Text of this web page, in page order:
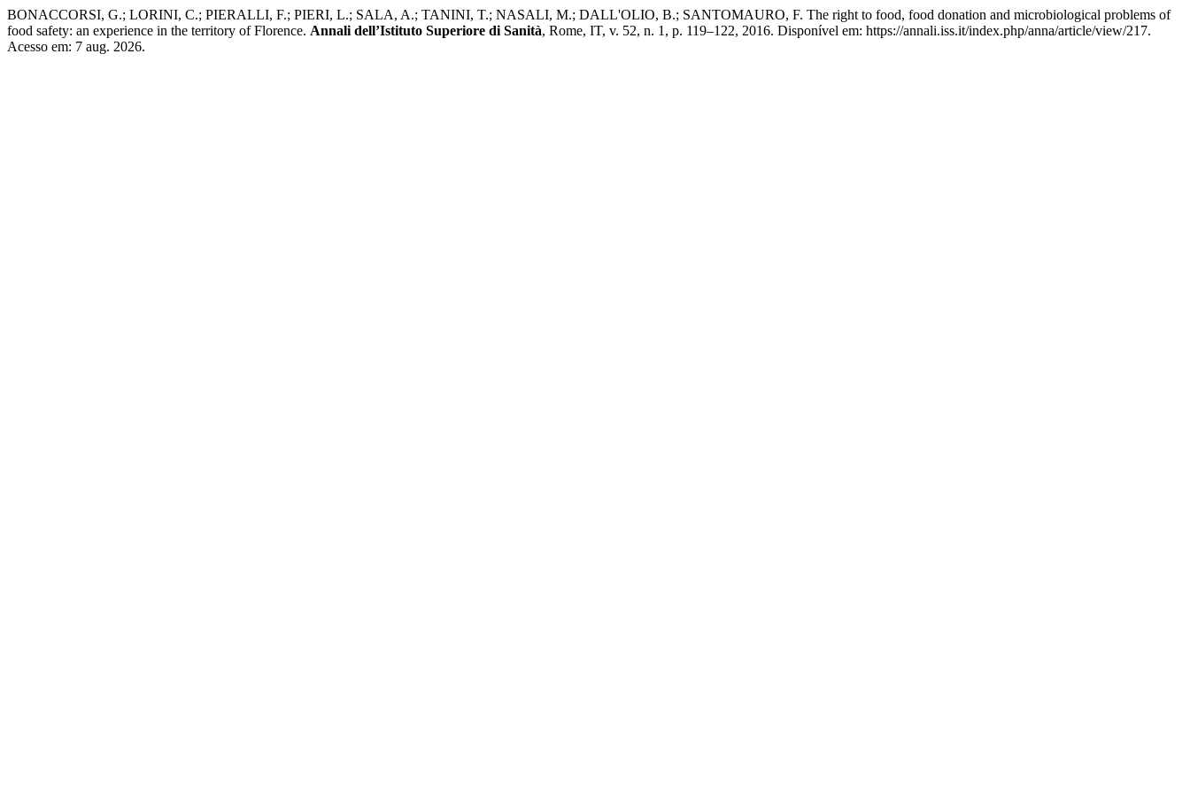
BONACCORSI, G.; LORINI, C.; PIERALLI, F.; PIERI, L.; SALA, A.; TANINI, T.; NASALI, M.; DALL'OLIO, B.; SANTOMAURO, F. The right to food, food donation and microbiological problems of
food safety: an experience in the territory of Florence. Annali dell’Istituto Superiore di Sanità, Rome, IT, v. 52, n. 1, p. 119–122, 2016. Disponível em: https://annali.iss.it/index.php/anna/article/view/217.
Acesso em: 7 aug. 2026.